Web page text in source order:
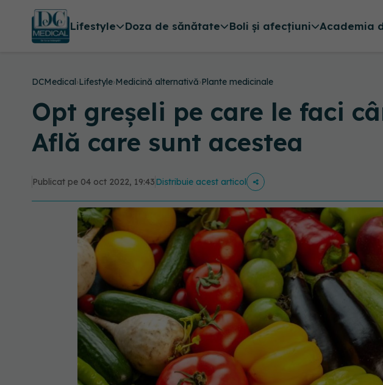
Lifestyle Doza de sănătate Boli și afecțiuni Academia
DCMedical›Lifestyle›Medicină alternativă›Plante medicinale
Opt greșeli pe care le faci
Află care sunt acestea
Publicat pe 04 oct 2022, 19:43Distribuie acest articol